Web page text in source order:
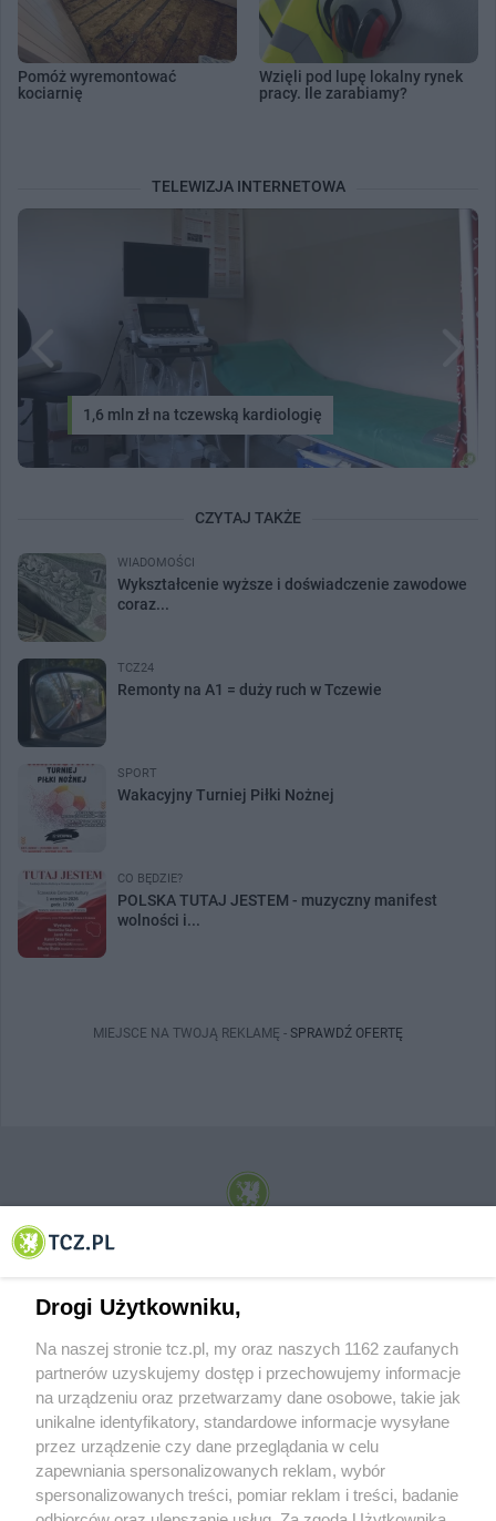
Pomóż wyremontować
kociarnię
Wzięli pod lupę lokalny rynek
pracy. Ile zarabiamy?
TELEWIZJA INTERNETOWA
1,6 mln zł na tczewską kardiologię
CZYTAJ TAKŻE
WIADOMOŚCI
Wykształcenie wyższe i doświadczenie zawodowe
coraz...
TCZ24
Remonty na A1 = duży ruch w Tczewie
SPORT
Wakacyjny Turniej Piłki Nożnej
CO BĘDZIE?
POLSKA TUTAJ JESTEM - muzyczny manifest
wolności i...
MIEJSCE NA TWOJĄ REKLAMĘ - SPRAWDŹ OFERTĘ
© 2001-2026 Tczew - TCZ.PL Sp. z o.o. Internetowy Serwis Informacyjny Miasta
O FIRMIE POLITYKA PRYWATNOŚCI HOSTING
REKLAMA WSPÓŁPRACA RSS FACEBOOK KONTAKT
Drogi Użytkowniku,
Na naszej stronie tcz.pl, my oraz naszych 1162 zaufanych
partnerów uzyskujemy dostęp i przechowujemy informacje
na urządzeniu oraz przetwarzamy dane osobowe, takie jak
unikalne identyfikatory, standardowe informacje wysyłane
przez urządzenie czy dane przeglądania w celu
zapewniania spersonalizowanych reklam, wybór
spersonalizowanych treści, pomiar reklam i treści, badanie